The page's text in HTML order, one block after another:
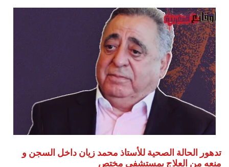
تدهور الحالة الصحية للأستاذ محمد زيان داخل السجن و
منعه من العلاج بمستشفى مختص